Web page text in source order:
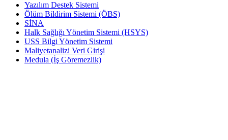
Yazılım Destek Sistemi
Ölüm Bildirim Sistemi (ÖBS)
SİNA
Halk Sağlığı Yönetim Sistemi (HSYS)
USS Bilgi Yönetim Sistemi
Maliyetanalizi Veri Girişi
Medula (İş Göremezlik)